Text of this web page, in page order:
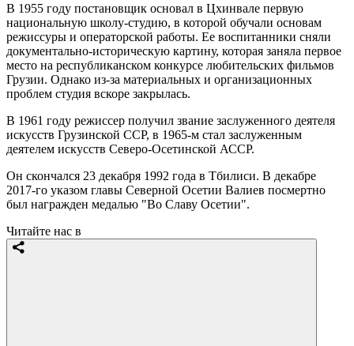
В 1955 году постановщик основал в Цхинвале первую
национальную школу-студию, в которой обучали основам
режиссуры и операторской работы. Ее воспитанники сняли
документально-историческую картину, которая заняла первое
место на республиканском конкурсе любительских фильмов
Грузии. Однако из-за материальных и организационных
проблем студия вскоре закрылась.
В 1961 году режиссер получил звание заслуженного деятеля
искусств Грузинской ССР, в 1965-м стал заслуженным
деятелем искусств Северо-Осетинской АССР.
Он скончался 23 декабря 1992 года в Тбилиси. В декабре
2017-го указом главы Северной Осетии Валиев посмертно
был награжден медалью "Во Славу Осетии".
Читайте нас в